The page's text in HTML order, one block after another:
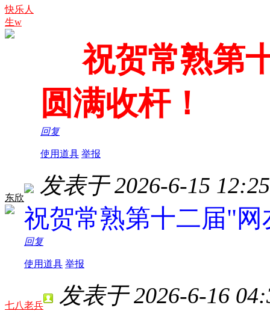
快乐人
生w
祝贺常熟第
圆满收杆！
回复
使用道具 举报
东欣 发表于 2026-6-15
祝贺常熟第十二届"
回复
使用道具 举报
七八老兵
发表于 2026-6-16